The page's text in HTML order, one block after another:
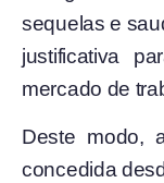
sequelas e
justificativa
mercado de
Deste modo,
concedida